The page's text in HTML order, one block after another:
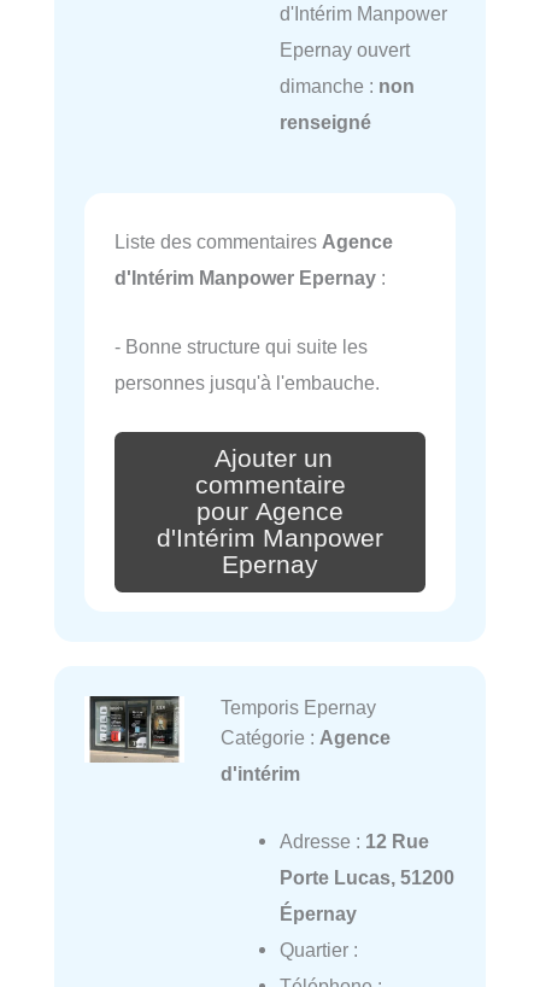
d'Intérim Manpower
Epernay ouvert
dimanche : non
renseigné
Liste des commentaires Agence
d'Intérim Manpower Epernay :
- Bonne structure qui suite les
personnes jusqu'à l'embauche.
Ajouter un
commentaire
pour Agence
d'Intérim Manpower
Epernay
Temporis Epernay
Catégorie : Agence
d'intérim
Adresse : 12 Rue
Porte Lucas, 51200
Épernay
Quartier :